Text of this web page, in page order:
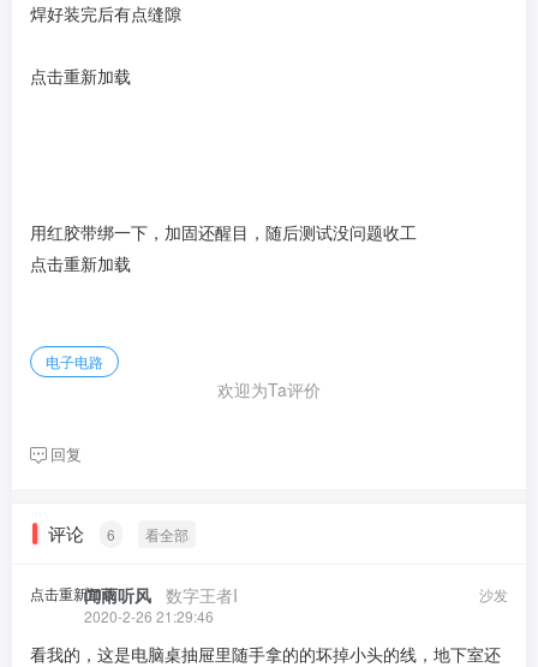
焊好装完后有点缝隙
点击重新加载
用红胶带绑一下，加固还醒目，随后测试没问题收工
点击重新加载
电子电路
欢迎为Ta评价
回复
评论 6 看全部
点击重新加载 沙发
闻雨听风 数字王者I
2020-2-26 21:29:46
看我的，这是电脑桌抽屉里随手拿的的坏掉小头的线，地下室还